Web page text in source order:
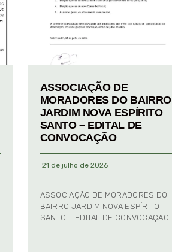
ASSOCIAÇÃO DE
MORADORES DO BAIRRO
JARDIM NOVA ESPÍRITO
SANTO – EDITAL DE
CONVOCAÇÃO
21 de julho de 2026
ASSOCIAÇÃO DE MORADORES DO
BAIRRO JARDIM NOVA ESPÍRITO
SANTO – EDITAL DE CONVOCAÇÃO